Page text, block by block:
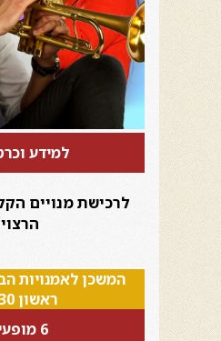
למידע
לרכישת מנויים
המשכן לאמנויות
ראשון 20:30
6 מופעים